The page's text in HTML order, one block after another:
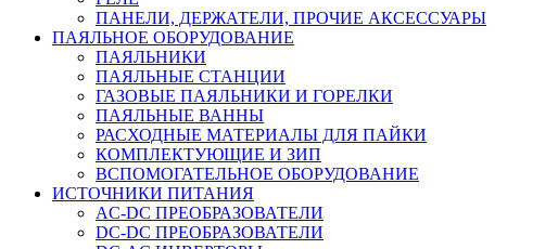
ПАНЕЛИ, ДЕРЖАТЕЛИ, ПРОЧИЕ АКСЕССУАРЫ
ПАЯЛЬНОЕ ОБОРУДОВАНИЕ
ПАЯЛЬНИКИ
ПАЯЛЬНЫЕ СТАНЦИИ
ГАЗОВЫЕ ПАЯЛЬНИКИ И ГОРЕЛКИ
ПАЯЛЬНЫЕ ВАННЫ
РАСХОДНЫЕ МАТЕРИАЛЫ ДЛЯ ПАЙКИ
КОМПЛЕКТУЮЩИЕ И ЗИП
ВСПОМОГАТЕЛЬНОЕ ОБОРУДОВАНИЕ
ИСТОЧНИКИ ПИТАНИЯ
AC-DC ПРЕОБРАЗОВАТЕЛИ
DC-DC ПРЕОБРАЗОВАТЕЛИ